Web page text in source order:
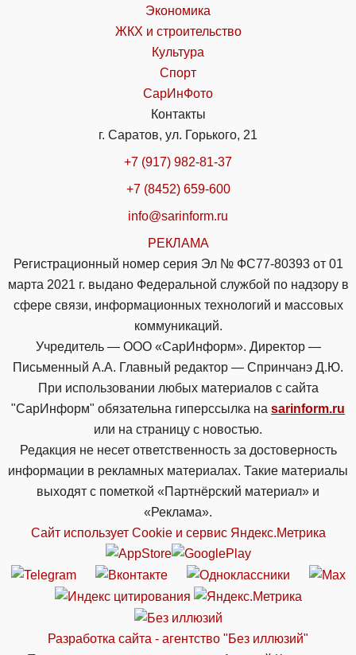
Экономика
ЖКХ и строительство
Культура
Спорт
СарИнФото
Контакты
г. Саратов, ул. Горького, 21
+7 (917) 982-81-37
+7 (8452) 659-600
info@sarinform.ru
РЕКЛАМА
Регистрационный номер серия Эл № ФС77-80393 от 01
марта 2021 г. выдано Федеральной службой по надзору в
сфере связи, информационных технологий и массовых
коммуникаций.
Учредитель — ООО «СарИнформ». Директор —
Письменный А.А. Главный редактор — Спринчанэ Д.Ю.
При использовании любых материалов с сайта
"СарИнформ" обязательна гиперссылка на sarinform.ru
или на страницу с новостью.
Редакция не несет ответственность за достоверность
информации в рекламных материалах. Такие материалы
выходят с пометкой «Партнёрский материал» и
«Реклама».
Сайт использует Cookie и сервиc Яндекс.Метрика
Разработка сайта - агентство "Без иллюзий"